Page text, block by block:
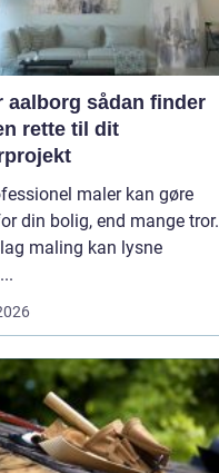
sådan finder
rette til dit
maler kan gøre
din bolig, end mange tror.
maling kan lysne